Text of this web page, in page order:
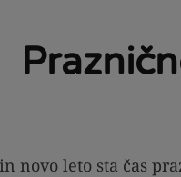
novo leto sta čas